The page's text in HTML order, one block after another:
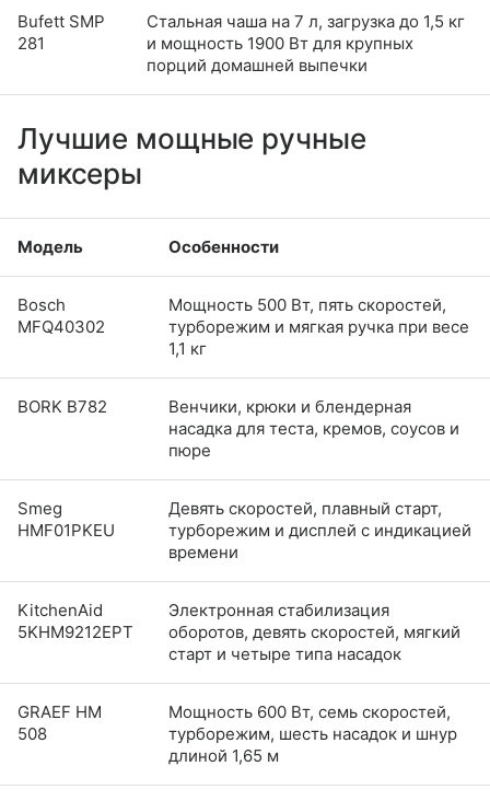
Bufett SMP
281
Стальная чаша на 7 л, загрузка до 1,5 кг
и мощность 1900 Вт для крупных
порций домашней выпечки
Лучшие мощные ручные
миксеры
Модель Особенности
Bosch
MFQ40302
Мощность 500 Вт, пять скоростей,
турборежим и мягкая ручка при весе
1,1 кг
BORK B782
Венчики, крюки и блендерная
насадка для теста, кремов, соусов и
пюре
Smeg
HMF01PKEU
Девять скоростей, плавный старт,
турборежим и дисплей с индикацией
времени
KitchenAid
5KHM9212EPT
Электронная стабилизация
оборотов, девять скоростей, мягкий
старт и четыре типа насадок
GRAEF HM
508
Мощность 600 Вт, семь скоростей,
турборежим, шесть насадок и шнур
длиной 1,65 м